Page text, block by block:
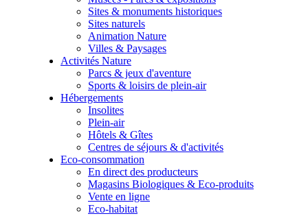
Sites & monuments historiques
Sites naturels
Animation Nature
Villes & Paysages
Activités Nature
Parcs & jeux d'aventure
Sports & loisirs de plein-air
Hébergements
Insolites
Plein-air
Hôtels & Gîtes
Centres de séjours & d'activités
Eco-consommation
En direct des producteurs
Magasins Biologiques & Eco-produits
Vente en ligne
Eco-habitat